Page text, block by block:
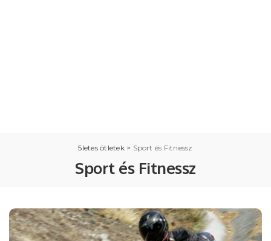
5letes ötletek> Sport és Fitnessz
Sport és Fitnessz